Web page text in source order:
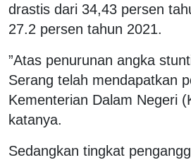
drastis dari 34,43 persen
27.2 persen tahun 2021.
”Atas penurunan angka
Serang telah mendapatkan
Kementerian Dalam Negeri
katanya.
Sedangkan tingkat